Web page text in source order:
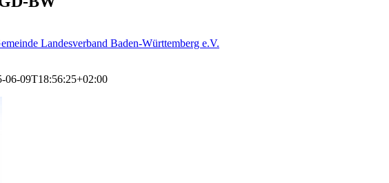
Landesverband Baden-Württemberg e.V.
06-09T18:56:25+02:00